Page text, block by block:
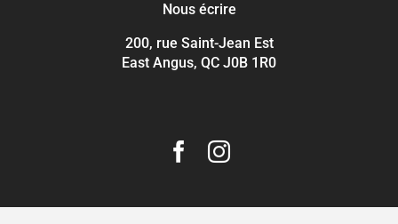
Nous écrire
200, rue Saint-Jean Est
East Angus, QC J0B 1R0